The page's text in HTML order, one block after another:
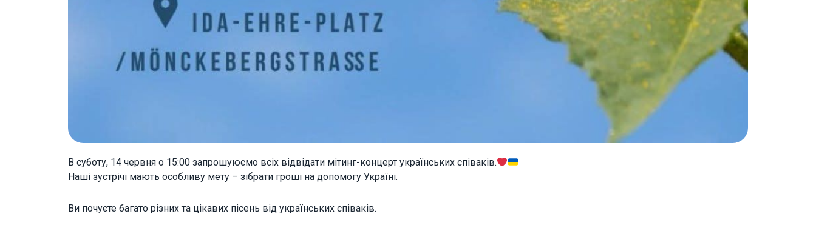
В суботу, 14 червня о 15:00 запрошуюємо всіх відвідати мітинг-концерт українських співаків.
Наші зустрічі мають особливу мету – зібрати гроші на допомогу Україні.
Ви почуєте багато різних та цікавих пісень від українських співаків.